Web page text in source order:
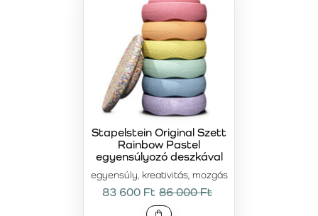
egyensúly, kreativitás, mozgás
Stapelstein Original Szett
Rainbow Pastel
egyensúlyozó deszkával
83 600 Ft 86 000 Ft